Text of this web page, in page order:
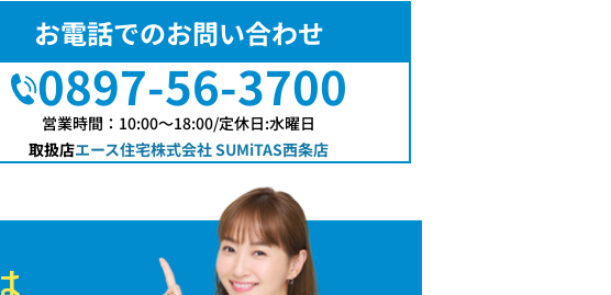
お電話でのお問い合わせ
0897-56-3700
営業時間：10:00〜18:00/定休日:水曜日
取扱店エース住宅株式会社 SUMiTAS西条店